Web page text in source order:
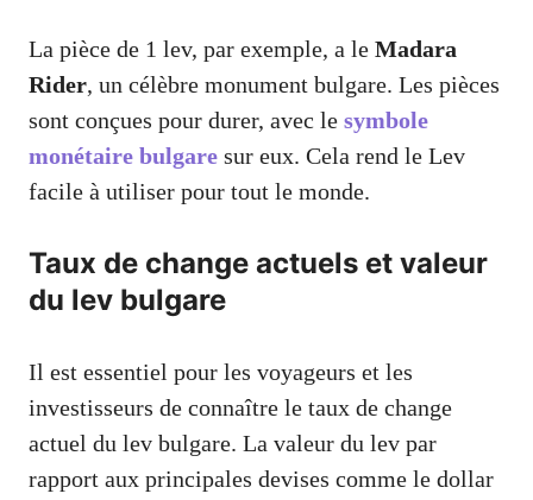
La pièce de 1 lev, par exemple, a le Madara
Rider, un célèbre monument bulgare. Les pièces
sont conçues pour durer, avec le symbole
monétaire bulgare sur eux. Cela rend le Lev
facile à utiliser pour tout le monde.
Taux de change actuels et valeur
du lev bulgare
Il est essentiel pour les voyageurs et les
investisseurs de connaître le taux de change
actuel du lev bulgare. La valeur du lev par
rapport aux principales devises comme le dollar